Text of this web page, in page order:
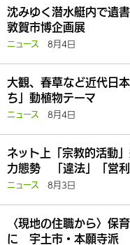
沈みゆく潜水艇内で遺
敦賀市博企画展
ニュース 8月4日
大観、春草など近代日
ち」動植物テーマ
ニュース 8月4日
ネット上「宗教的活
力態勢 「違法」「営
ニュース 8月3日
〈現地の住職から〉保
に 宇土市・本願寺派